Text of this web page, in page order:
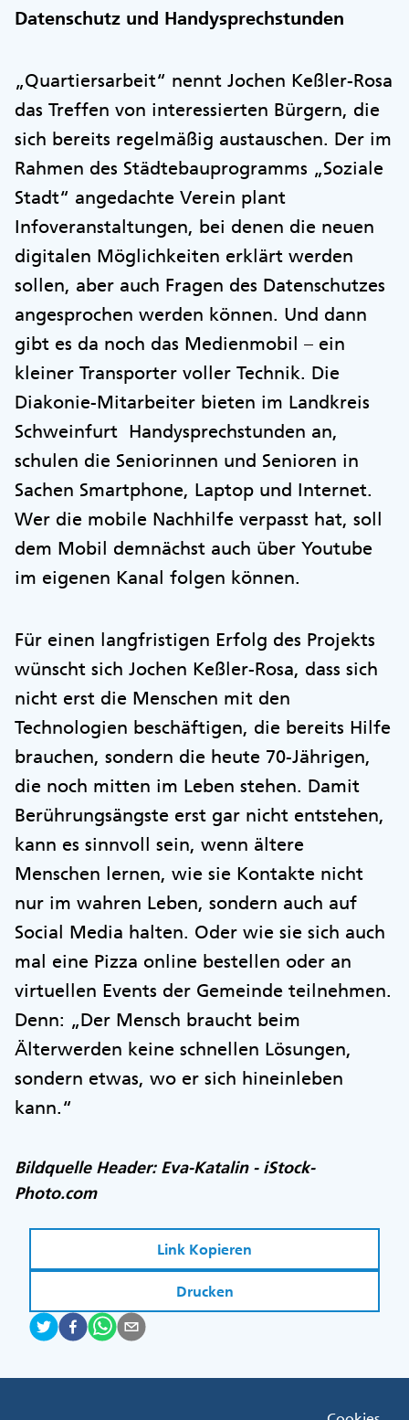
Datenschutz und Handysprechstunden
„Quartiersarbeit“ nennt Jochen Keßler-Rosa
das Treffen von interessierten Bürgern, die
sich bereits regelmäßig austauschen. Der im
Rahmen des Städtebauprogramms „Soziale
Stadt“ angedachte Verein plant
Infoveranstaltungen, bei denen die neuen
digitalen Möglichkeiten erklärt werden
sollen, aber auch Fragen des Datenschutzes
angesprochen werden können. Und dann
gibt es da noch das Medienmobil – ein
kleiner Transporter voller Technik. Die
Diakonie-Mitarbeiter bieten im Landkreis
Schweinfurt Handysprechstunden an,
schulen die Seniorinnen und Senioren in
Sachen Smartphone, Laptop und Internet.
Wer die mobile Nachhilfe verpasst hat, soll
dem Mobil demnächst auch über Youtube
im eigenen Kanal folgen können.
Für einen langfristigen Erfolg des Projekts
wünscht sich Jochen Keßler-Rosa, dass sich
nicht erst die Menschen mit den
Technologien beschäftigen, die bereits Hilfe
brauchen, sondern die heute 70-Jährigen,
die noch mitten im Leben stehen. Damit
Berührungsängste erst gar nicht entstehen,
kann es sinnvoll sein, wenn ältere
Menschen lernen, wie sie Kontakte nicht
nur im wahren Leben, sondern auch auf
Social Media halten. Oder wie sie sich auch
mal eine Pizza online bestellen oder an
virtuellen Events der Gemeinde teilnehmen.
Denn: „Der Mensch braucht beim
Älterwerden keine schnellen Lösungen,
sondern etwas, wo er sich hineinleben
kann.“
Bildquelle Header: Eva-Katalin - iStock-
Photo.com
Link Kopieren
Drucken